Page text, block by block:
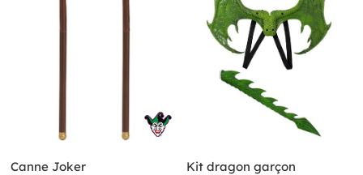
Canne Joker Kit dragon garçon